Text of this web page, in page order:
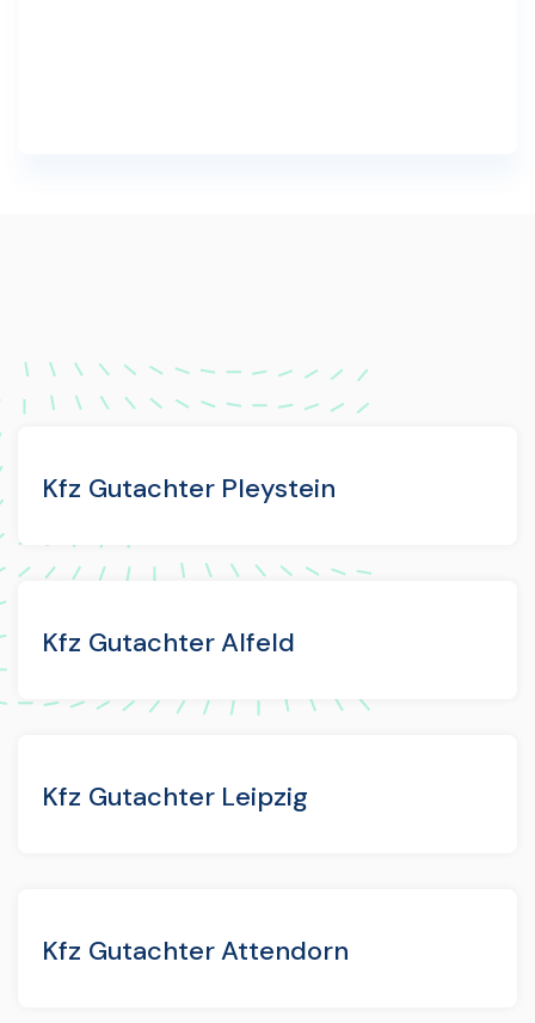
Kfz Gutachter Pleystein
Kfz Gutachter Alfeld
Kfz Gutachter Leipzig
Kfz Gutachter Attendorn